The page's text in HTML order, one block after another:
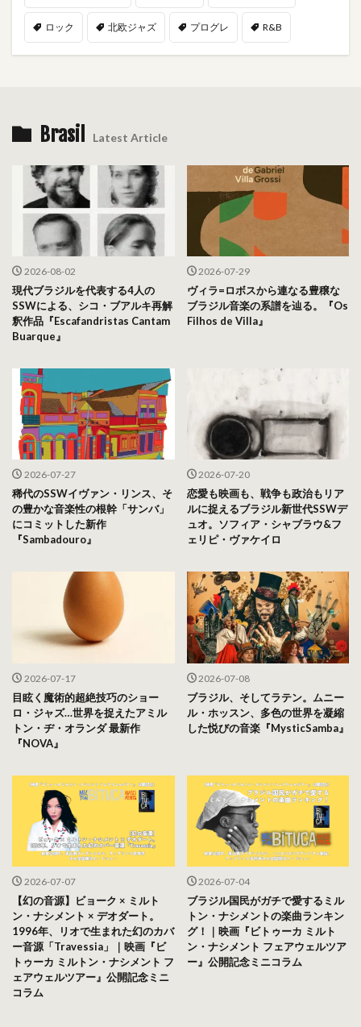
ロック 北欧ジャズ プログレ R&B
Brasil Latest Article
2026-08-02
現代ブラジルを代表する4人の
SSWによる、シコ・ブアルキ再解
釈作品『Escafandristas Cantam
Buarque』
2026-07-29
ヴィラ=ロボスから連なる豊穣な
ブラジル音楽の系譜を辿る。『Os
Filhos de Villa』
2026-07-27
稀代のSSWイヴァン・リンス、そ
の豊かな音楽性の根幹「サンバ」
にコミットした新作
『Sambadouro』
2026-07-20
恋愛も映画も、戦争も政治もリア
ルに捉えるブラジル新世代SSWデ
ュオ。ソフィア・シャブラウ&フ
ェリピ・ヴァケイロ
2026-07-17
目眩く魔術的超絶技巧のショー
ロ・ジャズ…世界を捉えたアミル
トン・ヂ・オランダ 最新作
『NOVA』
2026-07-08
ブラジル、そしてラテン。ムニー
ル・ホッスン、多色の世界を凝縮
した悦びの音楽『MysticSamba』
2026-07-07
【幻の音源】ビョーク × ミルト
ン・ナシメント × デオダート。
1996年、リオで生まれた幻のカバ
ー音源「Travessia」｜映画『ビ
トゥーカ ミルトン・ナシメント フ
ェアウェルツアー』公開記念ミニ
コラム
2026-07-04
ブラジル国民がガチで愛するミル
トン・ナシメントの楽曲ランキン
グ！｜映画『ビトゥーカ ミルト
ン・ナシメント フェアウェルツア
ー』公開記念ミニコラム